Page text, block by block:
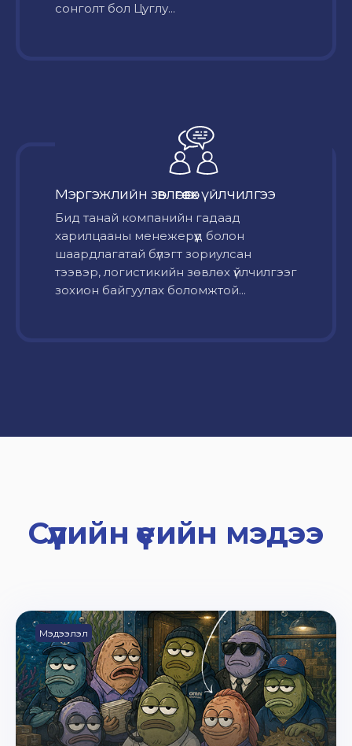
сонголт бол Цуглу...
Мэргэжлийн зөвлөгөө өгөх үйлчилгээ
Бид танай компанийн гадаад
харилцааны менежерүүд болон
шаардлагатай бүлэгт зориулсан
тээвэр, логистикийн зөвлөх үйлчилгээг
зохион байгуулах боломжтой...
Сүүлийн үеийн мэдээ
Мэдээлэл